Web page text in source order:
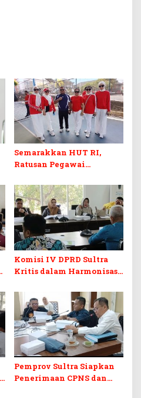
Semarakkan HUT RI,
Ratusan Pegawai
Ikuti Lomba Bola Gotong
Komisi IV DPRD Sultra
Kritis dalam Harmonisasi
Perubahan APBD 2026
Pemprov Sultra Siapkan
Penerimaan CPNS dan